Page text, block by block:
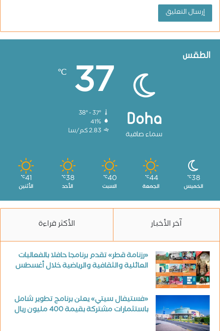
الطقس
Doha
سماء صافية
37
℃
41%
2.83 كم/سا
38
℃
الخميس
44
℃
الجمعة
40
℃
السبت
38
℃
الأحد
41
℃
الأثنين
آخر الأخبار الأكثر قراءة
«رزنامة قطر» تقدم برنامجا حافلا بالفعاليات
العائلية والثقافية والرياضية خلال أغسطس
«فستيفال سيتي» يعلن برنامج تطوير شامل
باستثمارات مشتركة بقيمة 400 مليون ريال